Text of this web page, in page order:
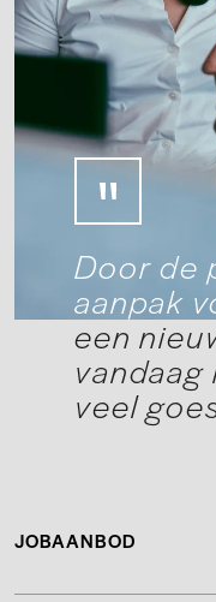
Door de
aanpak
een
veel
JOBAANBOD